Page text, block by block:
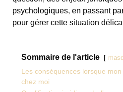
psychologiques, en passant
pour gérer cette situation
Sommaire de l'article
Les conséquences lorsque
chez moi